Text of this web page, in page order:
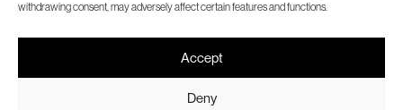
withdrawing consent, may adversely affect certain features and functions.
Accept
Deny
FC Barcelona
125 years with a unique,
unmistakable style